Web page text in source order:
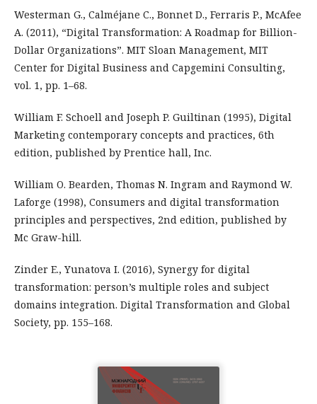
Westerman G., Calméjane C., Bonnet D., Ferraris P., McAfee
A. (2011), “Digital Transformation: A Roadmap for Billion-
Dollar Organizations”. MIT Sloan Management, MIT
Center for Digital Business and Capgemini Consulting,
vol. 1, pp. 1–68.
William F. Schoell and Joseph P. Guiltinan (1995), Digital
Marketing contemporary concepts and practices, 6th
edition, published by Prentice hall, Inc.
William O. Bearden, Thomas N. Ingram and Raymond W.
Laforge (1998), Consumers and digital transformation
principles and perspectives, 2nd edition, published by
Mc Graw-hill.
Zinder E., Yunatova I. (2016), Synergy for digital
transformation: person’s multiple roles and subject
domains integration. Digital Transformation and Global
Society, pp. 155–168.